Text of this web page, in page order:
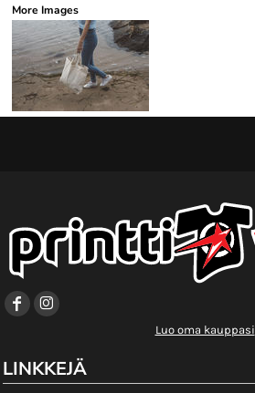
More Images
Luo oma kauppasi
LINKKEJÄ